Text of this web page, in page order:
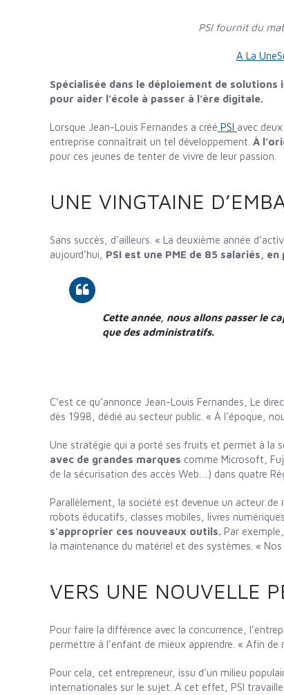
PSI fournit du
A La
Spécialisée dans le déploiement de
pour aider l’école à passer à l’ère digitale.
Lorsque Jean-Louis Fernandes a créé PSI avec
entreprise connaîtrait un tel développement. À
pour ces jeunes de tenter de vivre de leur passion.
UNE VINGTAINE
Sans succès, d’ailleurs. « La deuxième année
aujourd’hui, PSI est une PME de 85 salariés, en
Cette année, nous allons passer le
que des administratifs.
C’est ce qu’annonce Jean-Louis Fernandes, Le
dès 1998, dédié au secteur public. « À l’époque,
Une stratégie qui a porté ses fruits et permet à la
avec de grandes marques comme Microsoft,
de la sécurisation des accès Web…) dans quatre
Parallèlement, la société est devenue un acteur de
robots éducatifs, classes mobiles, livres
s’approprier ces nouveaux outils. Par
la maintenance du matériel et des systèmes. «
VERS UNE NOUVELLE
Pour faire la différence avec la concurrence,
permettre à l’enfant de mieux apprendre. « Afin de
Pour cela, cet entrepreneur, issu d’un milieu
internationales sur le sujet. À cet effet, PSI